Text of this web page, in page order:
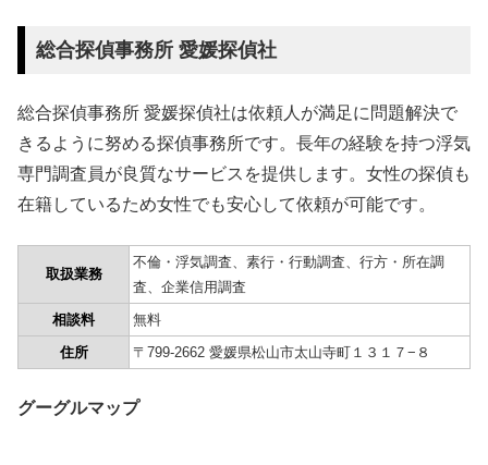
総合探偵事務所 愛媛探偵社
総合探偵事務所 愛媛探偵社は依頼人が満足に問題解決で
きるように努める探偵事務所です。長年の経験を持つ浮気
専門調査員が良質なサービスを提供します。女性の探偵も
在籍しているため女性でも安心して依頼が可能です。
取扱業務
不倫・浮気調査、素行・行動調査、行方・所在調
査、企業信用調査
相談料
無料
住所
〒799-2662 愛媛県松山市太山寺町１３１７−８
グーグルマップ